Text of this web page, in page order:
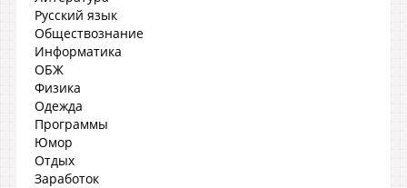
Русский язык
Обществознание
Информатика
ОБЖ
Физика
Одежда
Программы
Юмор
Отдых
Заработок